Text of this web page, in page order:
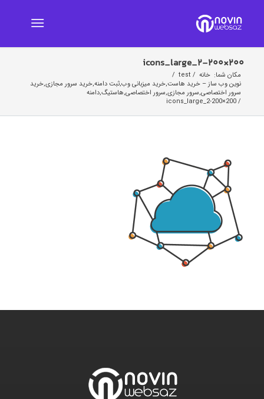
icons_large_2-200×200
مکان شما: خانه /
test
/
نوین وب ساز – خرید هاست,خرید میزبانی وب,ثبت دامنه,خرید سرور مجازی,خرید
سرور اختصاصی,سرور مجازی,سرور اختصاصی,هاستیگ,دامنه
/
icons_large_2-200×200